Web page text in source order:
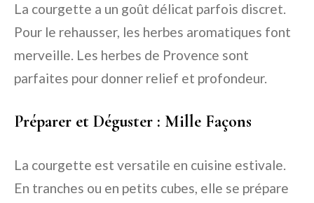
La courgette a un goût délicat parfois discret.
Pour le rehausser, les herbes aromatiques font
merveille. Les herbes de Provence sont
parfaites pour donner relief et profondeur.
Préparer et Déguster : Mille Façons
La courgette est versatile en cuisine estivale.
En tranches ou en petits cubes, elle se prépare